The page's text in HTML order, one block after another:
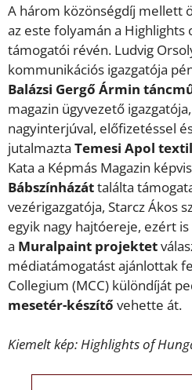
A három közönségdíj mellett
az este folyamán a Highlights
támogatói révén. Ludvig
kommunikációs igazgatója
Balázsi Gergő Ármin
magazin ügyvezető
nagyinterjúval, előfizetéssel
jutalmazta Temesi Apol
Kata a Képmás Magazin
Bábszínházáttalálta
vezérigazgatója, Starcz Ákos
egyik nagy hajtóereje, ezért
a Muralpaint projektet
médiatámogatást ajánlottak
Collegium (MCC) különdíját
mesetér-készítő vehette át.
Kiemelt kép: Highlights of